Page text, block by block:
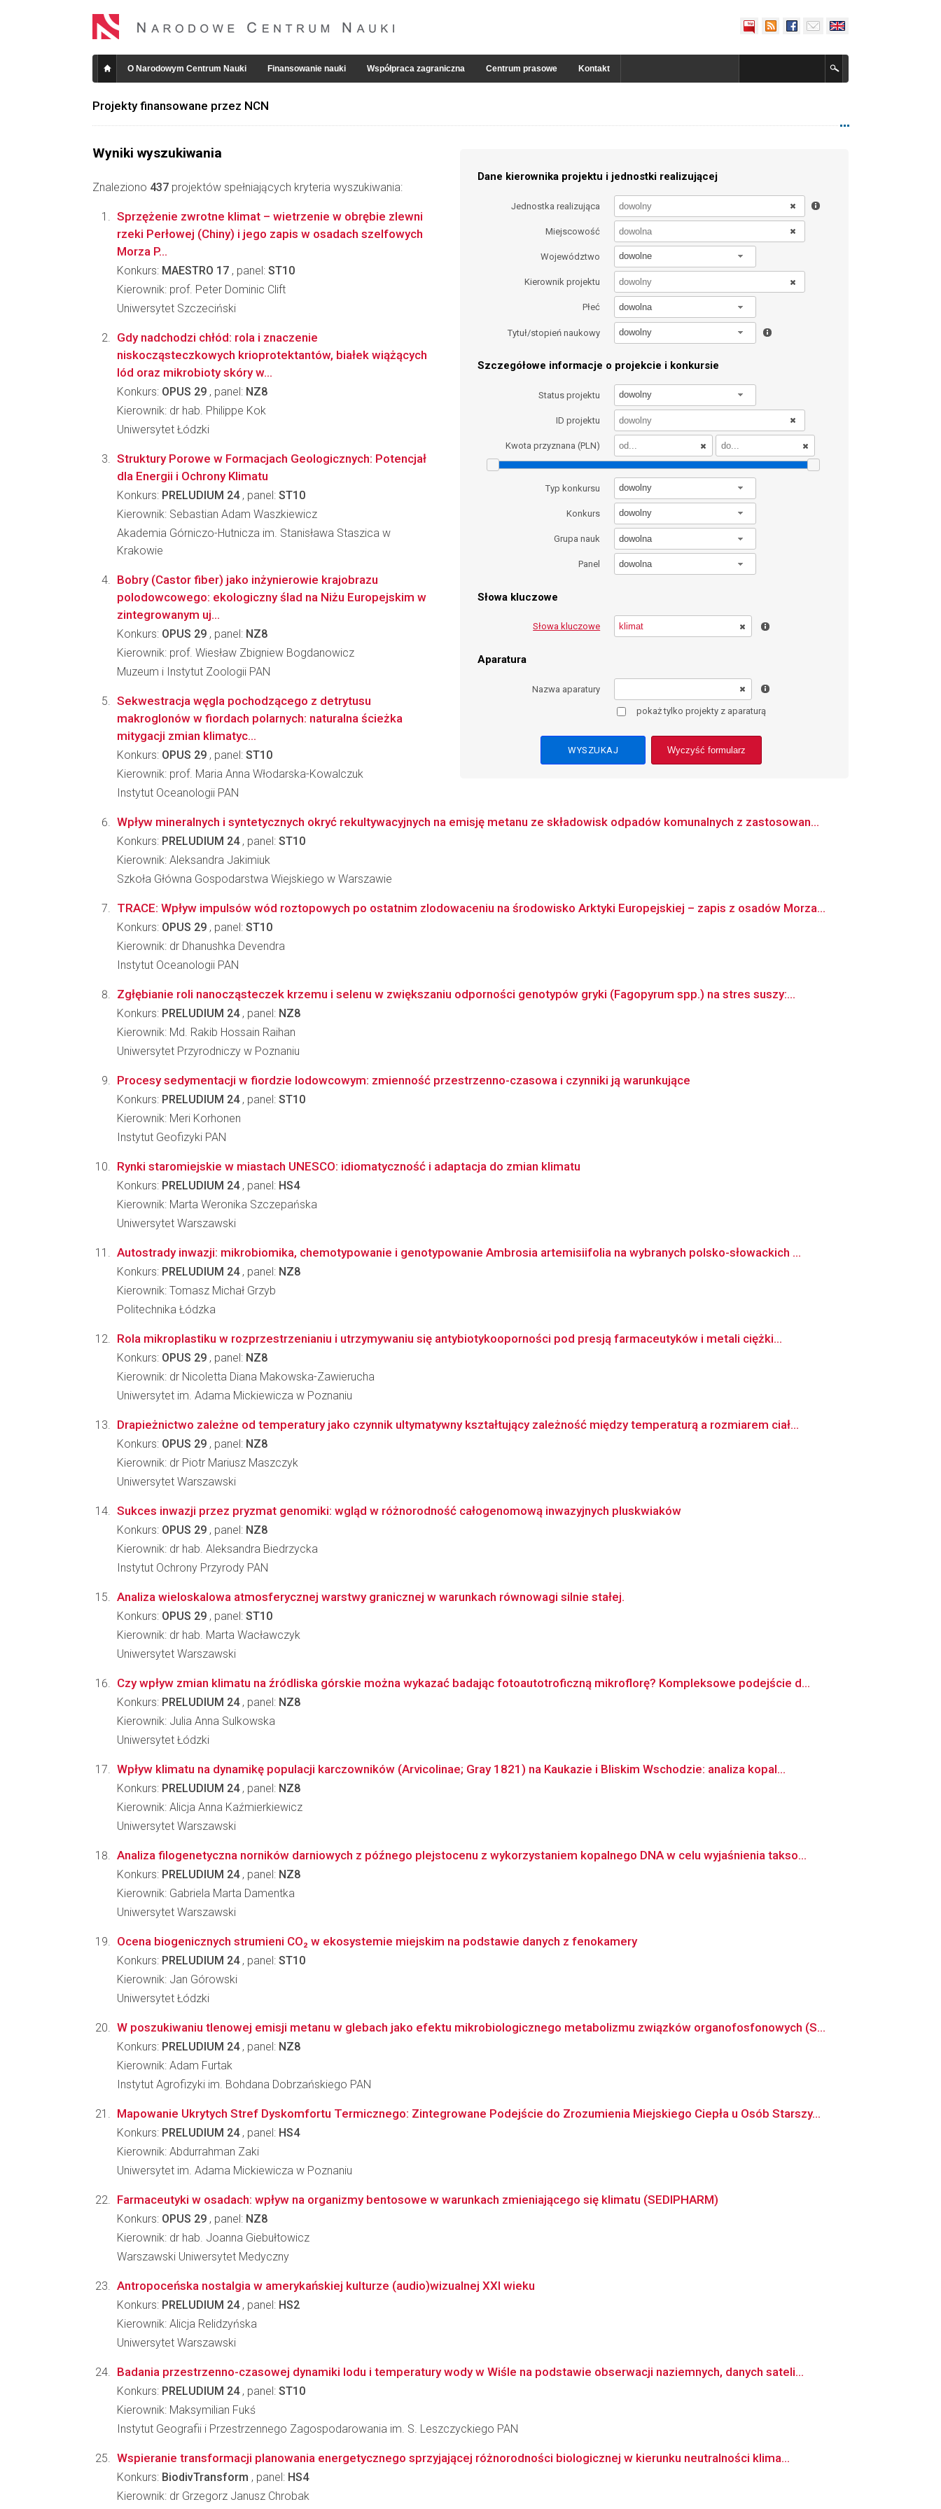
O Narodowym Centrum Nauki Finansowanie nauki Współpraca zagraniczna Centrum prasowe Kontakt
Projekty finansowane przez NCN
Wyniki wyszukiwania
Znaleziono 437 projektów spełniających kryteria wyszukiwania:
Dane kierownika projektu i jednostki realizującej
Jednostka realizująca
Miejscowość
Województwo dowolne
Kierownik projektu
Płeć dowolna
Tytuł/stopień naukowy dowolny
Szczegółowe informacje o projekcie i konkursie
Status projektu dowolny
ID projektu
Kwota przyznana (PLN)
Typ konkursu dowolny
Konkurs dowolny
Grupa nauk dowolna
Panel dowolna
Słowa kluczowe
Słowa kluczowe
Aparatura
Nazwa aparatury
pokaż tylko projekty z aparaturą
Wyczyść formularz
Sprzężenie zwrotne klimat – wietrzenie w obrębie zlewni
rzeki Perłowej (Chiny) i jego zapis w osadach szelfowych
Morza P...
Konkurs: MAESTRO 17 , panel: ST10
Kierownik: prof. Peter Dominic Clift
Uniwersytet Szczeciński
Gdy nadchodzi chłód: rola i znaczenie
niskocząsteczkowych krioprotektantów, białek wiążących
lód oraz mikrobioty skóry w...
Konkurs: OPUS 29 , panel: NZ8
Kierownik: dr hab. Philippe Kok
Uniwersytet Łódzki
Struktury Porowe w Formacjach Geologicznych: Potencjał
dla Energii i Ochrony Klimatu
Konkurs: PRELUDIUM 24, panel: ST10
Kierownik: Sebastian Adam Waszkiewicz
Akademia Górniczo-Hutnicza im. Stanisława Staszica w
Krakowie
Bobry (Castor fiber) jako inżynierowie krajobrazu
polodowcowego: ekologiczny ślad na Niżu Europejskim w
zintegrowanym uj...
Konkurs: OPUS 29 , panel: NZ8
Kierownik: prof. Wiesław Zbigniew Bogdanowicz
Muzeum i Instytut Zoologii PAN
Sekwestracja węgla pochodzącego z detrytusu
makroglonów w fiordach polarnych: naturalna ścieżka
mitygacji zmian klimatyc...
Konkurs: OPUS 29 , panel: ST10
Kierownik: prof. Maria Anna Włodarska-Kowalczuk
Instytut Oceanologii PAN
Wpływ mineralnych i syntetycznych okryć rekultywacyjnych na emisję metanu ze składowisk odpadów komunalnych z zastosowan...
Konkurs: PRELUDIUM 24, panel: ST10
Kierownik: Aleksandra Jakimiuk
Szkoła Główna Gospodarstwa Wiejskiego w Warszawie
TRACE: Wpływ impulsów wód roztopowych po ostatnim zlodowaceniu na środowisko Arktyki Europejskiej – zapis z osadów Morza...
Konkurs: OPUS 29 , panel: ST10
Kierownik: dr Dhanushka Devendra
Instytut Oceanologii PAN
Zgłębianie roli nanocząsteczek krzemu i selenu w zwiększaniu odporności genotypów gryki (Fagopyrum spp.) na stres suszy:...
Konkurs: PRELUDIUM 24, panel: NZ8
Kierownik: Md. Rakib Hossain Raihan
Uniwersytet Przyrodniczy w Poznaniu
Procesy sedymentacji w fiordzie lodowcowym: zmienność przestrzenno-czasowa i czynniki ją warunkujące
Konkurs: PRELUDIUM 24, panel: ST10
Kierownik: Meri Korhonen
Instytut Geofizyki PAN
Rynki staromiejskie w miastach UNESCO: idiomatyczność i adaptacja do zmian klimatu
Konkurs: PRELUDIUM 24, panel: HS4
Kierownik: Marta Weronika Szczepańska
Uniwersytet Warszawski
Autostrady inwazji: mikrobiomika, chemotypowanie i genotypowanie Ambrosia artemisiifolia na wybranych polsko-słowackich ...
Konkurs: PRELUDIUM 24, panel: NZ8
Kierownik: Tomasz Michał Grzyb
Politechnika Łódzka
Rola mikroplastiku w rozprzestrzenianiu i utrzymywaniu się antybiotykooporności pod presją farmaceutyków i metali ciężki...
Konkurs: OPUS 29 , panel: NZ8
Kierownik: dr Nicoletta Diana Makowska-Zawierucha
Uniwersytet im. Adama Mickiewicza w Poznaniu
Drapieżnictwo zależne od temperatury jako czynnik ultymatywny kształtujący zależność między temperaturą a rozmiarem ciał...
Konkurs: OPUS 29 , panel: NZ8
Kierownik: dr Piotr Mariusz Maszczyk
Uniwersytet Warszawski
Sukces inwazji przez pryzmat genomiki: wgląd w różnorodność całogenomową inwazyjnych pluskwiaków
Konkurs: OPUS 29 , panel: NZ8
Kierownik: dr hab. Aleksandra Biedrzycka
Instytut Ochrony Przyrody PAN
Analiza wieloskalowa atmosferycznej warstwy granicznej w warunkach równowagi silnie stałej.
Konkurs: OPUS 29 , panel: ST10
Kierownik: dr hab. Marta Wacławczyk
Uniwersytet Warszawski
Czy wpływ zmian klimatu na źródliska górskie można wykazać badając fotoautotroficzną mikroflorę? Kompleksowe podejście d...
Konkurs: PRELUDIUM 24, panel: NZ8
Kierownik: Julia Anna Sulkowska
Uniwersytet Łódzki
Wpływ klimatu na dynamikę populacji karczowników (Arvicolinae; Gray 1821) na Kaukazie i Bliskim Wschodzie: analiza kopal...
Konkurs: PRELUDIUM 24, panel: NZ8
Kierownik: Alicja Anna Kaźmierkiewicz
Uniwersytet Warszawski
Analiza filogenetyczna norników darniowych z późnego plejstocenu z wykorzystaniem kopalnego DNA w celu wyjaśnienia takso...
Konkurs: PRELUDIUM 24, panel: NZ8
Kierownik: Gabriela Marta Damentka
Uniwersytet Warszawski
Ocena biogenicznych strumieni CO₂ w ekosystemie miejskim na podstawie danych z fenokamery
Konkurs: PRELUDIUM 24, panel: ST10
Kierownik: Jan Górowski
Uniwersytet Łódzki
W poszukiwaniu tlenowej emisji metanu w glebach jako efektu mikrobiologicznego metabolizmu związków organofosfonowych (S...
Konkurs: PRELUDIUM 24, panel: NZ8
Kierownik: Adam Furtak
Instytut Agrofizyki im. Bohdana Dobrzańskiego PAN
Mapowanie Ukrytych Stref Dyskomfortu Termicznego: Zintegrowane Podejście do Zrozumienia Miejskiego Ciepła u Osób Starszy...
Konkurs: PRELUDIUM 24, panel: HS4
Kierownik: Abdurrahman Zaki
Uniwersytet im. Adama Mickiewicza w Poznaniu
Farmaceutyki w osadach: wpływ na organizmy bentosowe w warunkach zmieniającego się klimatu (SEDIPHARM)
Konkurs: OPUS 29 , panel: NZ8
Kierownik: dr hab. Joanna Giebułtowicz
Warszawski Uniwersytet Medyczny
Antropoceńska nostalgia w amerykańskiej kulturze (audio)wizualnej XXI wieku
Konkurs: PRELUDIUM 24, panel: HS2
Kierownik: Alicja Relidzyńska
Uniwersytet Warszawski
Badania przestrzenno-czasowej dynamiki lodu i temperatury wody w Wiśle na podstawie obserwacji naziemnych, danych sateli...
Konkurs: PRELUDIUM 24, panel: ST10
Kierownik: Maksymilian Fukś
Instytut Geografii i Przestrzennego Zagospodarowania im. S. Leszczyckiego PAN
Wspieranie transformacji planowania energetycznego sprzyjającej różnorodności biologicznej w kierunku neutralności klima...
Konkurs: BiodivTransform , panel: HS4
Kierownik: dr Grzegorz Janusz Chrobak